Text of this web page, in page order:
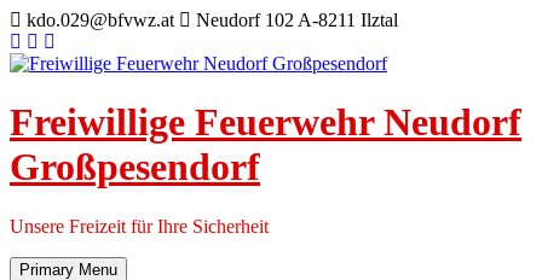
Skip
to
content
kdo.029@bfvwz.at Neudorf 102 A-8211 Ilztal
Freiwillige Feuerwehr Neudorf
Großpesendorf
Unsere Freizeit für Ihre Sicherheit
Primary Menu